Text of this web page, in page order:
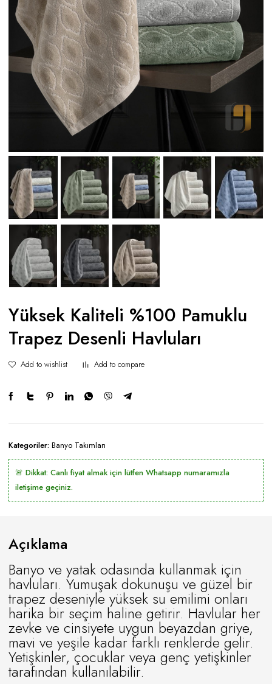
Yüksek Kaliteli %100 Pamuklu
Trapez Desenli Havluları
Add to wishlist Add to compare
Kategoriler: Banyo Takımları
🚨 Dikkat: Canlı fiyat almak için lütfen Whatsapp numaramızla
iletişime geçiniz.
Açıklama
Banyo ve yatak odasında kullanmak için
havluları. Yumuşak dokunuşu ve güzel bir
trapez deseniyle yüksek su emilimi onları
harika bir seçim haline getirir. Havlular her
zevke ve cinsiyete uygun beyazdan griye,
mavi ve yeşile kadar farklı renklerde gelir.
Yetişkinler, çocuklar veya genç yetişkinler
tarafından kullanılabilir.